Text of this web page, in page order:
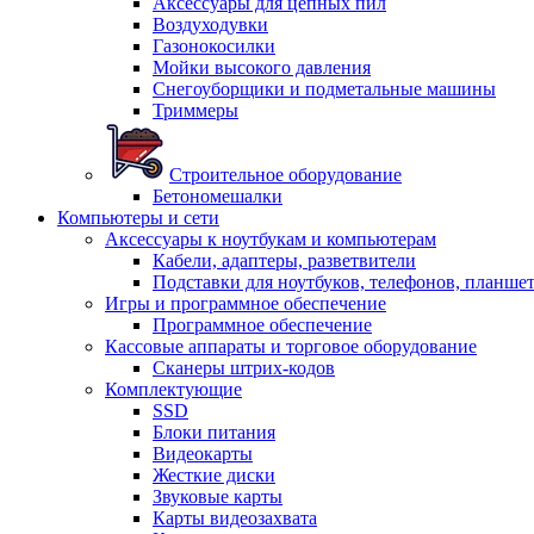
Воздуходувки
Газонокосилки
Мойки высокого давления
Снегоуборщики и подметальные машины
Триммеры
Строительное оборудование
Бетономешалки
Компьютеры и сети
Аксессуары к ноутбукам и компьютерам
Кабели, адаптеры, разветвители
Подставки для ноутбуков, телефонов,
Игры и программное обеспечение
Программное обеспечение
Кассовые аппараты и торговое оборудование
Сканеры штрих-кодов
Комплектующие
SSD
Блоки питания
Видеокарты
Жесткие диски
Звуковые карты
Карты видеозахвата